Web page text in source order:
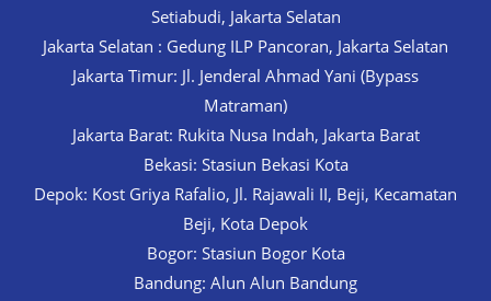
Setiabudi, Jakarta Selatan
Jakarta Selatan : Gedung ILP Pancoran, Jakarta Selatan
Jakarta Timur: Jl. Jenderal Ahmad Yani (Bypass
Matraman)
Jakarta Barat: Rukita Nusa Indah, Jakarta Barat
Bekasi: Stasiun Bekasi Kota
Depok: Kost Griya Rafalio, Jl. Rajawali II, Beji, Kecamatan
Beji, Kota Depok
Bogor: Stasiun Bogor Kota
Bandung: Alun Alun Bandung